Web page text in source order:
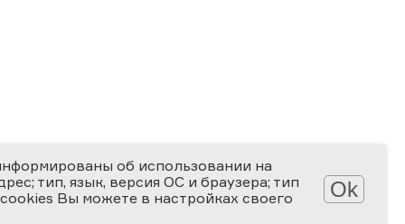
об использовании на
тип, язык, версия ОС и браузера; тип
Вы можете в настройках своего
Ok